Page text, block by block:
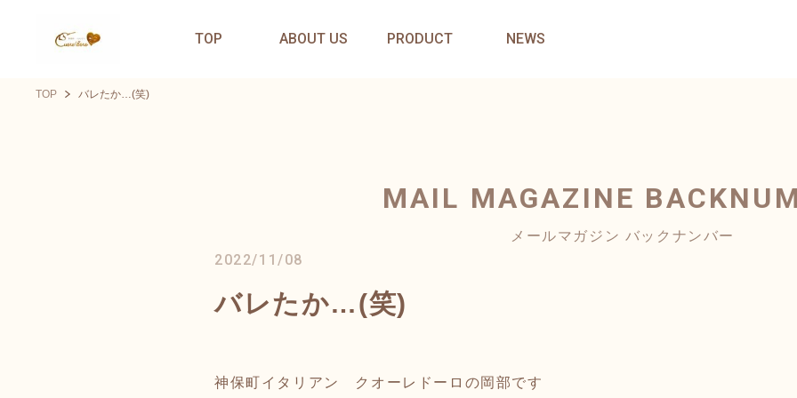
TOP ABOUT US PRODUCT NEWS
TOP バレたか…(笑)
MAIL MAGAZINE
メールマガジン バックナンバー
2022/11/08
バレたか…(笑)
神保町イタリアン クオーレドーロの岡部です